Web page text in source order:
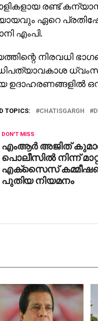
രണ്ട്
ഏറെ
എംപി.
നിരവധി
ഉദാഹരണങ്ങളിൽ
TOPICS: CHATISGARGH
DON'T MISS
എംആര്‍ അജിത്
പൊലീസില്‍ നിന്ന്
എക്‌സൈസ്
പുതിയ നിയമനം